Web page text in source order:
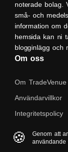
noterade bolag.
små- och
information om
hemsida kan ni
blogginlägg och
Om oss
Om TradeVenue
Användarvillkor
Integritetspolicy
Native
🍪
Genom att
användande